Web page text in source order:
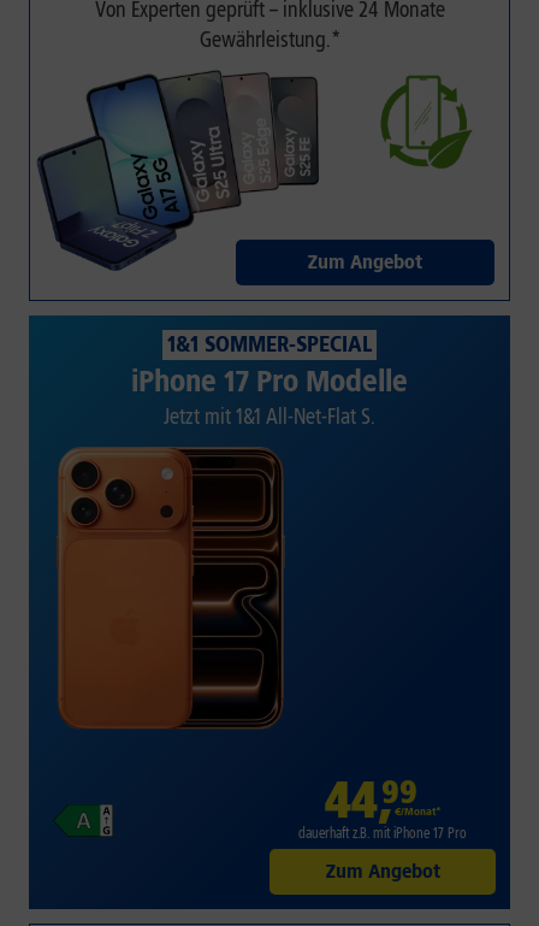
Von Experten geprüft – inklusive 24 Monate
Gewährleistung.*
Zum Angebot
1&1 SOMMER-SPECIAL
iPhone 17 Pro Modelle
Jetzt mit 1&1 All-Net-Flat S.
44,99
€/Monat*
dauerhaft z.B. mit iPhone 17 Pro
Zum Angebot